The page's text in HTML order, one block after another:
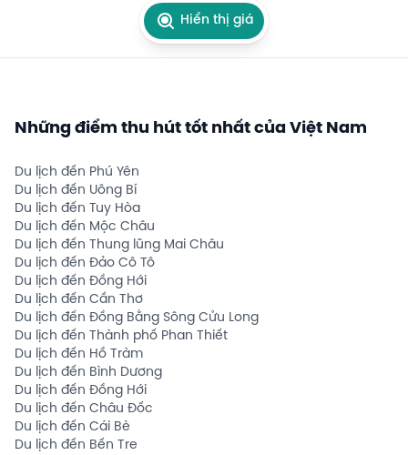
Hiển thị giá
Những điểm thu hút tốt nhất của Việt Nam
Du lịch đến Phú Yên
Du lịch đến Uông Bí
Du lịch đến Tuy Hòa
Du lịch đến Mộc Châu
Du lịch đến Thung lũng Mai Châu
Du lịch đến Đảo Cô Tô
Du lịch đến Đồng Hới
Du lịch đến Cần Thơ
Du lịch đến Đồng Bằng Sông Cửu Long
Du lịch đến Thành phố Phan Thiết
Du lịch đến Hồ Tràm
Du lịch đến Bình Dương
Du lịch đến Đồng Hới
Du lịch đến Châu Đốc
Du lịch đến Cái Bè
Du lịch đến Bến Tre